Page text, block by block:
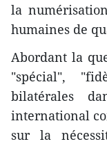
la
humaines de
Abordant la
"spécial",
bilatérales
international
sur la